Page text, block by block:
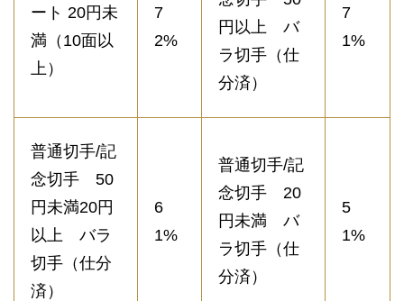
ート 20円未
満（10面以
上）
7
2%
円以上 バ
ラ切手（仕
分済）
7
1%
普通切手/記
念切手 50
円未満20円
以上 バラ
切手（仕分
済）
6
1%
普通切手/記
念切手 20
円未満 バ
ラ切手（仕
分済）
5
1%